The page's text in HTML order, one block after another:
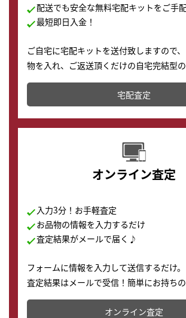
配送でも安全な無料宅配キットをご手配
最短即日入金！
ご自宅に宅配キットを送付致しますので
物を入れ、ご返送頂くだけの自宅完結型
テムです。
配送でも簡単&安全に査定・買取に出すこ
す。
宅配査定
オンライン査定
入力3分！お手軽査定
お品物の情報を入力するだけ
査定結果がメールで届く♪
フォームに情報を入力して送信するだけ。
査定結果はメールで受信！簡単にお持ち
かります。
オンライン査定